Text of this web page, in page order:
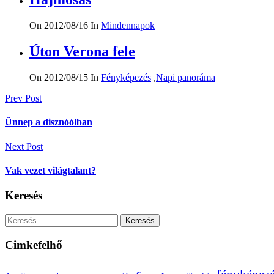
On 2012/08/16 In Mindennapok
Úton Verona fele
On 2012/08/15 In Fényképezés ,Napi panoráma
Bejegyzés
navigáció
Prev Post
Ünnep a disznóólban
Next Post
Vak vezet világtalant?
Keresés
Keresés:
Cimkefelhő